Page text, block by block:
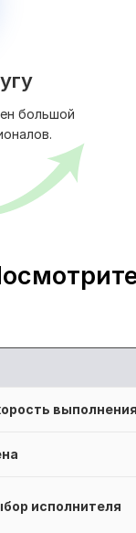
большой
выполнения
исполнителя